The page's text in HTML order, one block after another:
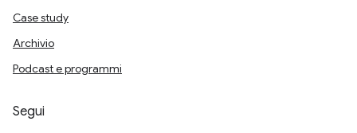
Case study
Archivio
Podcast e programmi
Segui